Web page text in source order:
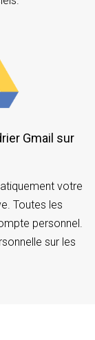
votre
Toutes les
personnel.
sur les